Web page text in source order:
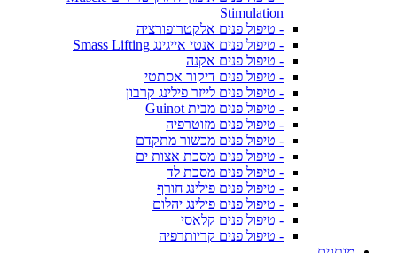
Stimulation
- טיפול פנים אלקטרופורציה
- טיפול פנים אנטי אייגינג Smass Lifting
- טיפול פנים אקנה
- טיפול פנים דיקור אסתטי
- טיפול פנים לייזר פילינג קרבון
- טיפול פנים מבית Guinot
- טיפול פנים מזוטרפיה
- טיפול פנים מכשור מתקדם
- טיפול פנים מסכת אצות ים
- טיפול פנים מסכת לד
- טיפול פנים פילינג חורף
- טיפול פנים פילינג יהלום
- טיפול פנים קלאסי
- טיפול פנים קריותרפיה